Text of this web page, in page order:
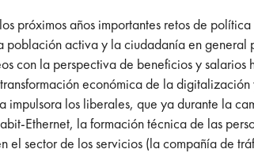
próximos años importantes retos de
población activa y la ciudadanía en
con la perspectiva de beneficios y
económica de la
los liberales, que ya durante la
Ethernet, la formación técnica de las
el sector de los servicios (la compañía de